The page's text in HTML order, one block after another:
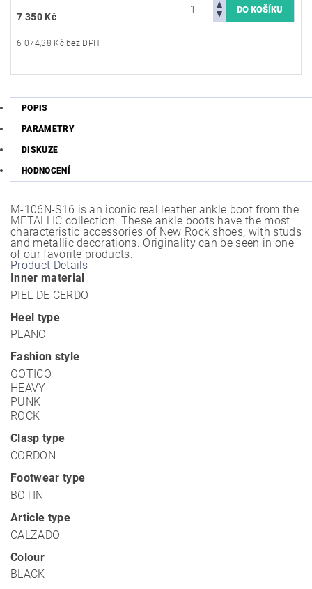
7 350 Kč
6 074,38 Kč bez DPH
POPIS
PARAMETRY
DISKUZE
HODNOCENÍ
M-106N-S16 is an iconic real leather ankle boot from the
METALLIC collection. These ankle boots have the most
characteristic accessories of New Rock shoes, with studs
and metallic decorations. Originality can be seen in one
of our favorite products.
Product Details
Inner material
PIEL DE CERDO
Heel type
PLANO
Fashion style
GOTICO
HEAVY
PUNK
ROCK
Clasp type
CORDON
Footwear type
BOTIN
Article type
CALZADO
Colour
BLACK